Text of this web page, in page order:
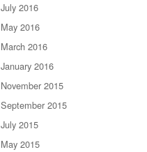
July 2016
May 2016
March 2016
January 2016
November 2015
September 2015
July 2015
May 2015